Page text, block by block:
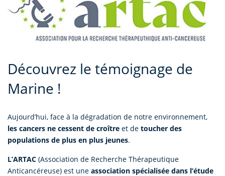
Découvrez le témoignage de
Marine !
Aujourd’hui, face à la dégradation de notre environnement,
les cancers ne cessent de croître et de toucher des
populations de plus en plus jeunes.
L’ARTAC (Association de Recherche Thérapeutique
Anticancéreuse) est une association spécialisée dans l’étude